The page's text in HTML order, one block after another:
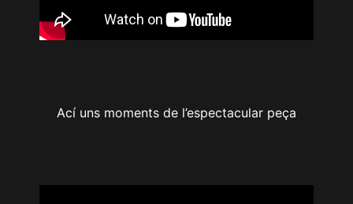
Ací uns moments de l’espectacular peça